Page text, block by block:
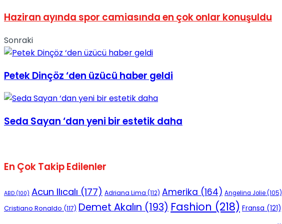
No Result
Haziran ayında spor camiasında en çok onlar konuşuldu
Sonraki
Petek Dinçöz ‘den üzücü haber geldi
Seda Sayan ‘dan yeni bir estetik daha
En Çok Takip Edilenler
ABD (100) Acun Ilıcalı (177) Adriana Lima (112) Amerika (164) Angelina Jolie(105)
Cristiano Ronaldo (117) Demet Akalın (193) Fashion (218) Fransa (121)